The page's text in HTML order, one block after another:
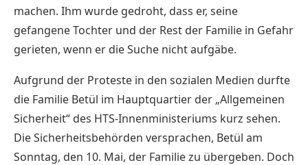
machen. Ihm wurde gedroht, dass er, seine
gefangene Tochter und der Rest der Familie in Gefahr
gerieten, wenn er die Suche nicht aufgäbe.
Aufgrund der Proteste in den sozialen Medien durfte
die Familie Betül im Hauptquartier der „Allgemeinen
Sicherheit“ des HTS-Innenministeriums kurz sehen.
Die Sicherheitsbehörden versprachen, Betül am
Sonntag, den 10. Mai, der Familie zu übergeben. Doch